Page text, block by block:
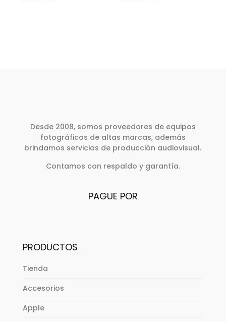
Desde 2008, somos proveedores de equipos
fotográficos de altas marcas, además
brindamos servicios de producción audiovisual.
Contamos con respaldo y garantía.
PAGUE POR
PRODUCTOS
Tienda
Accesorios
Apple